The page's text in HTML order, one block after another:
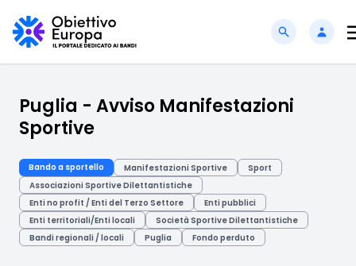
Puglia - Avviso Manifestazioni
Sportive
Bando a sportello Manifestazioni Sportive
Sport
Associazioni Sportive Dilettantistiche
Enti no profit / Enti del Terzo Settore
Enti pubblici
Enti territoriali/Enti locali
Società Sportive Dilettantistiche
Bandi regionali / locali
Puglia Fondo perduto